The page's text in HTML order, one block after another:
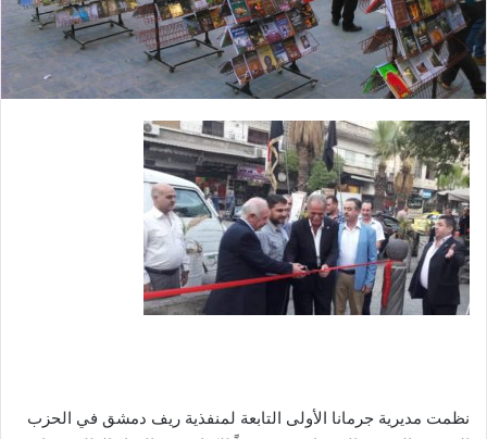
نظمت مديرية جرمانا الأولى التابعة لمنفذية ريف دمشق في الحزب